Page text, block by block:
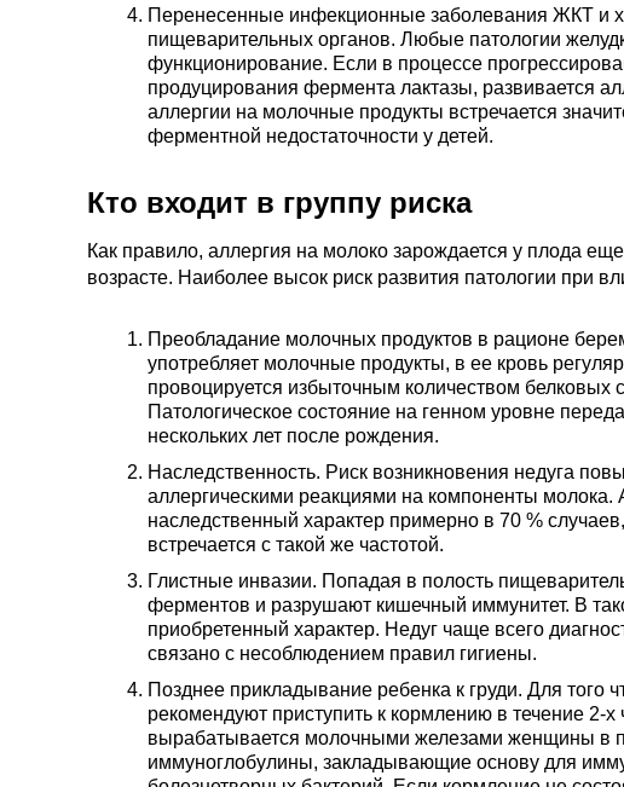
Перенесенные инфекционные заболевания ЖКТ и
пищеварительных органов. Любые патологии
функционирование. Если в процессе
продуцирования фермента лактазы, развивается
аллергии на молочные продукты встречается
ферментной недостаточности у детей.
Кто входит в группу риска
Как правило, аллергия на молоко зарождается у плода
возрасте. Наиболее высок риск развития патологии при
Преобладание молочных продуктов в рационе
употребляет молочные продукты, в ее кровь
провоцируется избыточным количеством
Патологическое состояние на генном уровне
нескольких лет после рождения.
Наследственность. Риск возникновения недуга
аллергическими реакциями на компоненты молока.
наследственный характер примерно в 70 %
встречается с такой же частотой.
Глистные инвазии. Попадая в полость
ферментов и разрушают кишечный иммунитет. В
приобретенный характер. Недуг чаще всего
связано с несоблюдением правил гигиены.
Позднее прикладывание ребенка к груди. Для того
рекомендуют приступить к кормлению в течение 2-
вырабатывается молочными железами женщины в
иммуноглобулины, закладывающие основу для